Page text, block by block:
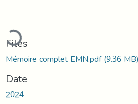
Files
Mémoire complet EMN.pdf(9.36 MB)
Date
2024